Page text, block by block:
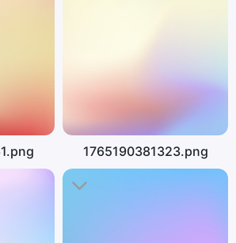
1765190381323.png